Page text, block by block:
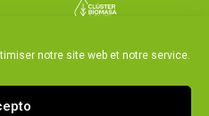
notre site web et notre service.